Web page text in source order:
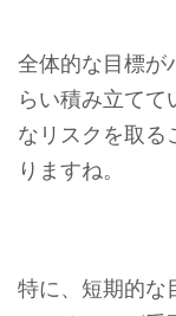
全体的な目標が
らい積み立てて
なリスクを取る
りますね。
特に、短期的な